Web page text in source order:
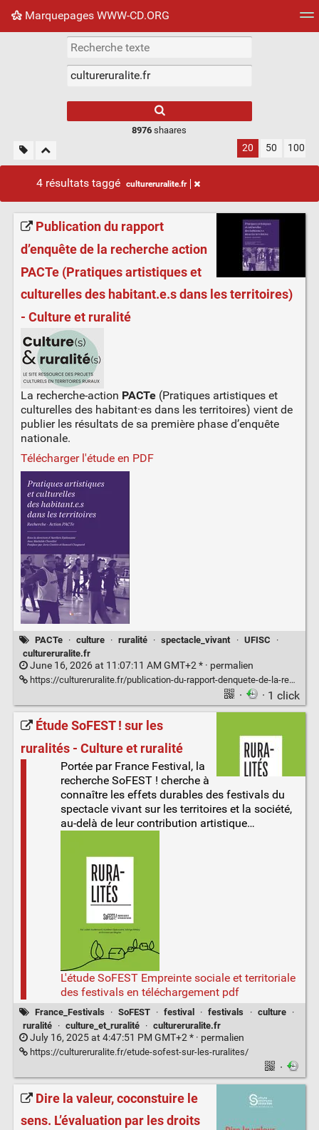
Marquepages WWW-CD.ORG
Nuage de tags Mur d'images
8976 shaares
20 50 100
4 résultats taggé cultureruralite.fr
Publication du rapport
d’enquête de la recherche action
PACTe (Pratiques artistiques et
culturelles des habitant.e.s dans les territoires)
- Culture et ruralité
La recherche-action PACTe(Pratiques artistiques et
culturelles des habitant·es dans les territoires) vient de
publier les résultats de sa première phase d’enquête
nationale.
Télécharger l'étude en PDF
PACTe · culture · ruralité · spectacle_vivant · UFISC
·
cultureruralite.fr
June 16, 2026 at 11:07:11 AM GMT+2 * · permalien
https://cultureruralite.fr/publication-du-rapport-denquete-de-la-recherche-action-pacte-pratiques-artistiques-et-culturelles-des-habitant-e-s-dans-les-territoires/
· · 1 click
Étude SoFEST ! sur les
ruralités - Culture et ruralité
Portée par France Festival, la
recherche SoFEST ! cherche à
connaître les effets durables des festivals du
spectacle vivant sur les territoires et la société,
au-delà de leur contribution artistique…
L'étude SoFEST Empreinte sociale et territoriale
des festivals en téléchargement pdf
France_Festivals · SoFEST · festival · festivals · culture
·
ruralité
· culture_et_ruralité · cultureruralite.fr
July 16, 2025 at 4:47:51 PM GMT+2 * · permalien
https://cultureruralite.fr/etude-sofest-sur-les-ruralites/
·
Dire la valeur, coconstuire le
sens. L’évaluation par les droits